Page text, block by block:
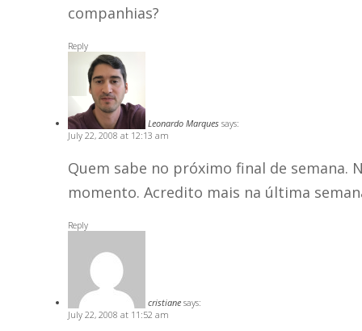
companhias?
Reply
Leonardo Marques says:
July 22, 2008 at 12:13 am
Quem sabe no próximo final de semana.
momento. Acredito mais na última
Reply
cristiane says:
July 22, 2008 at 11:52 am